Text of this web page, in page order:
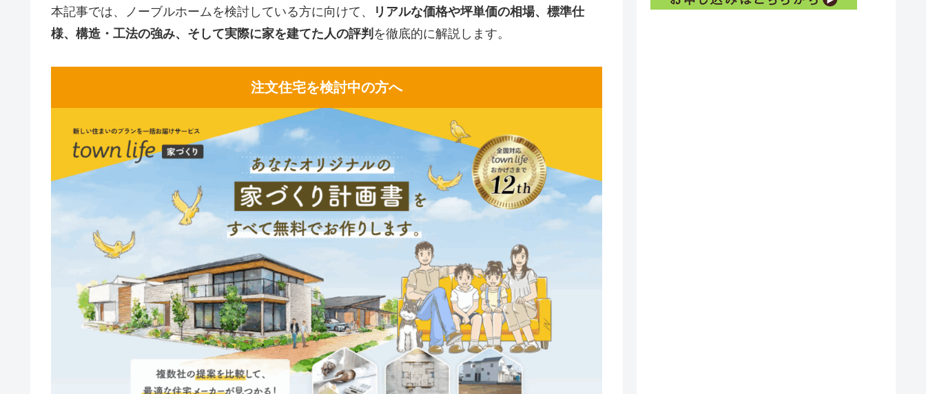
本記事では、ノーブルホームを検討している方に向けて、
リアルな価格や坪単価の相場、標準仕
様、構造・工法の強み、そして実際に家を建てた人の評判 を徹底的に解説します。
注文住宅を検討中の方へ